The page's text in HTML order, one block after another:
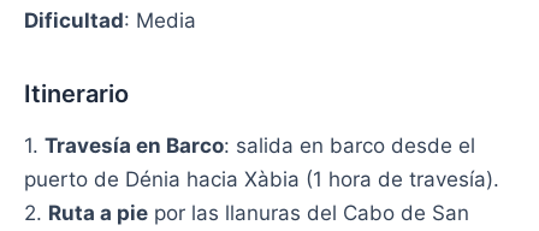
Dificultad: Media
Itinerario
1. Travesía en Barco: salida en barco desde el
puerto de Dénia hacia Xàbia (1 hora de travesía).
2. Ruta a pie por las llanuras del Cabo de San